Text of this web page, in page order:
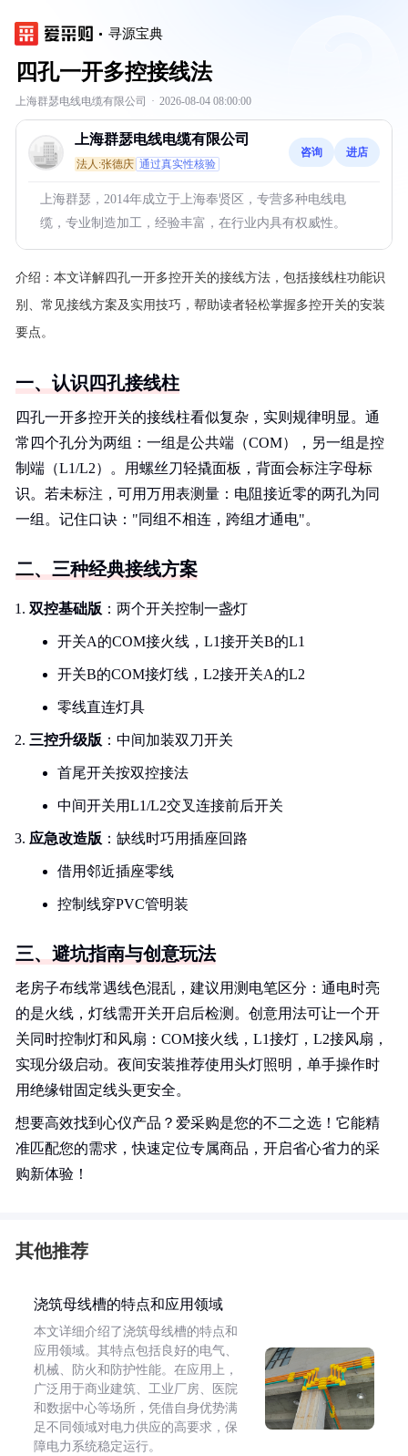
寻源宝典
四孔一开多控接线法
上海群瑟电线电缆有限公司 · 2026-08-04 08:00:00
上海群瑟电线电缆有限公司
法人:张德庆 通过真实性核验
咨询 进店
上海群瑟，2014年成立于上海奉贤区，专营多种电线电
缆，专业制造加工，经验丰富，在行业内具有权威性。
介绍： 本文详解四孔一开多控开关的接线方法，包括接线柱功能识
别、常见接线方案及实用技巧，帮助读者轻松掌握多控开关的安装
要点。
一、认识四孔接线柱
四孔一开多控开关的接线柱看似复杂，实则规律明显。通
常四个孔分为两组：一组是公共端（COM），另一组是控
制端（L1/L2）。用螺丝刀轻撬面板，背面会标注字母标
识。若未标注，可用万用表测量：电阻接近零的两孔为同
一组。记住口诀："同组不相连，跨组才通电"。
二、三种经典接线方案
双控基础版 ：两个开关控制一盏灯
开关A的COM接火线，L1接开关B的L1
开关B的COM接灯线，L2接开关A的L2
零线直连灯具
三控升级版 ：中间加装双刀开关
首尾开关按双控接法
中间开关用L1/L2交叉连接前后开关
应急改造版 ：缺线时巧用插座回路
借用邻近插座零线
控制线穿PVC管明装
三、避坑指南与创意玩法
老房子布线常遇线色混乱，建议用测电笔区分：通电时亮
的是火线，灯线需开关开启后检测。创意用法可让一个开
关同时控制灯和风扇：COM接火线，L1接灯，L2接风扇，
实现分级启动。夜间安装推荐使用头灯照明，单手操作时
用绝缘钳固定线头更安全。
想要高效找到心仪产品？爱采购是您的不二之选！它能精
准匹配您的需求，快速定位专属商品，开启省心省力的采
购新体验！
其他推荐
浇筑母线槽的特点和应用领域
本文详细介绍了浇筑母线槽的特点和
应用领域。其特点包括良好的电气、
机械、防火和防护性能。在应用上，
广泛用于商业建筑、工业厂房、医院
和数据中心等场所，凭借自身优势满
足不同领域对电力供应的高要求，保
障电力系统稳定运行。